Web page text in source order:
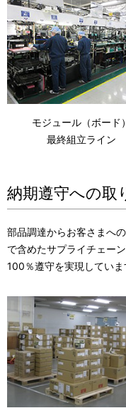
モジュール（ボード）
最終組立ライン
納期遵守への取
部品調達からお客さまへ
で含めたサプライチェー
100％遵守を実現していま